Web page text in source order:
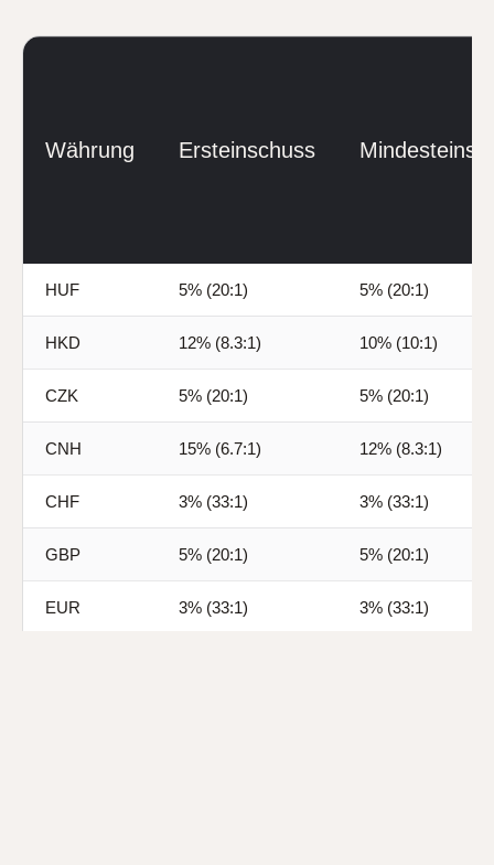
Währung Ersteinschuss
HUF 5% (20:1) 5% (20:1)
HKD 12% (8.3:1) 10% (10:1)
CZK 5% (20:1) 5% (20:1)
CNH 15% (6.7:1) 12% (8.3:1)
CHF 3% (33:1) 3% (33:1)
GBP 5% (20:1) 5% (20:1)
EUR 3% (33:1) 3% (33:1)